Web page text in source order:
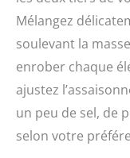
Mélangez
soulevant la
enrober chaque
ajustez
un peu de sel, de
selon votre